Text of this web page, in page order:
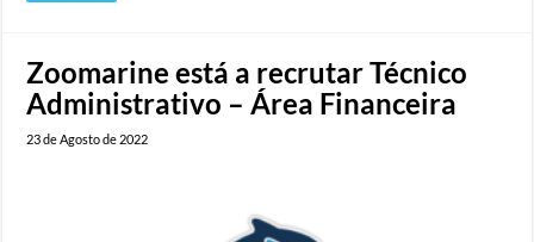
Zoomarine está a recrutar Técnico
Administrativo – Área Financeira
23 de Agosto de 2022